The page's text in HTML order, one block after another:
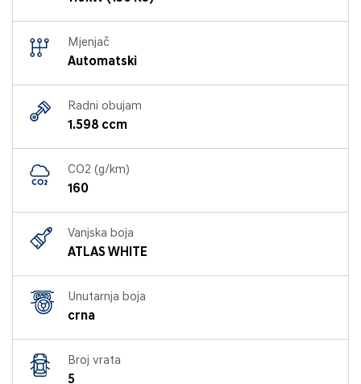
Mjenjač
Automatski
Radni obujam
1.598 ccm
CO2 (g/km)
160
Vanjska boja
ATLAS WHITE
Unutarnja boja
crna
Broj vrata
5